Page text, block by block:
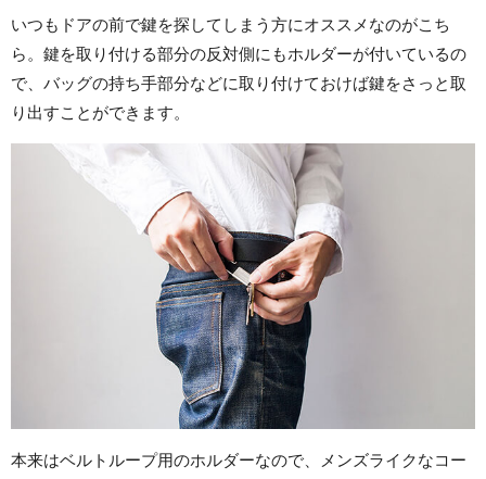
いつもドアの前で鍵を探してしまう方にオススメなのがこち
ら。鍵を取り付ける部分の反対側にもホルダーが付いているの
で、バッグの持ち手部分などに取り付けておけば鍵をさっと取
り出すことができます。
本来はベルトループ用のホルダーなので、メンズライクなコー